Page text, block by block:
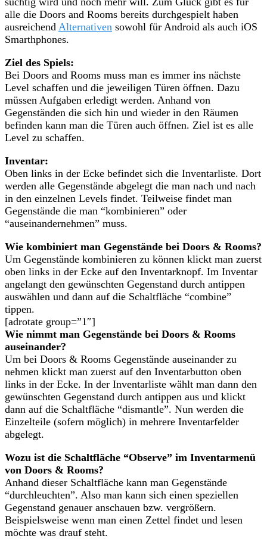
alle die Doors and Rooms bereits durchgespielt haben
ausreichend Alternativen sowohl für Android als auch iOS
Smarthphones.
Ziel des Spiels:
Bei Doors and Rooms muss man es immer ins nächste
Level schaffen und die jeweiligen Türen öffnen. Dazu
müssen Aufgaben erledigt werden. Anhand von
Gegenständen die sich hin und wieder in den Räumen
befinden kann man die Türen auch öffnen. Ziel ist es alle
Level zu schaffen.
Inventar:
Oben links in der Ecke befindet sich die Inventarliste. Dort
werden alle Gegenstände abgelegt die man nach und nach
in den einzelnen Levels findet. Teilweise findet man
Gegenstände die man “kombinieren” oder
“auseinandernehmen” muss.
Wie kombiniert man Gegenstände bei Doors & Rooms?
Um Gegenstände kombinieren zu können klickt man zuerst
oben links in der Ecke auf den Inventarknopf. Im Inventar
angelangt den gewünschten Gegenstand durch antippen
auswählen und dann auf die Schaltfläche “combine”
tippen.
[adrotate group=”1″]
Wie nimmt man Gegenstände bei Doors & Rooms
auseinander?
Um bei Doors & Rooms Gegenstände auseinander zu
nehmen klickt man zuerst auf den Inventarbutton oben
links in der Ecke. In der Inventarliste wählt man dann den
gewünschten Gegenstand durch antippen aus und klickt
dann auf die Schaltfläche “dismantle”. Nun werden die
Einzelteile (sofern möglich) in mehrere Inventarfelder
abgelegt.
Wozu ist die Schaltfläche “Observe” im Inventarmenü
von Doors & Rooms?
Anhand dieser Schaltfläche kann man Gegenstände
“durchleuchten”. Also man kann sich einen speziellen
Gegenstand genauer anschauen bzw. vergrößern.
Beispielsweise wenn man einen Zettel findet und lesen
möchte was drauf steht.